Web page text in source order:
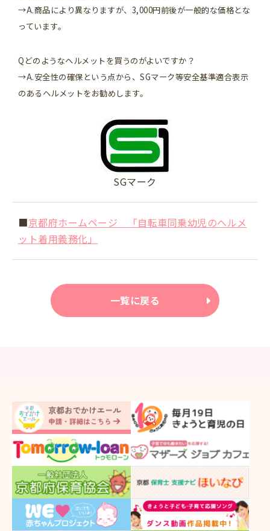
→A.商品により異なりますが、3,000円前後が一般的な価格とな
っています。
Qどのようなヘルメットを買うのがよいですか？
→A.安全性の確保という点から、SGマーク等安全基準適合表示
のあるヘルメットをお勧めします。
SGマーク
■京都府ホームページ 「自転車同乗幼児のヘルメ
ット着用義務化」
一覧に戻る